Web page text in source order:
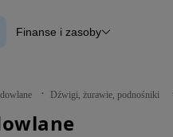
Finanse i zasoby
Dźwigi, żurawie, podnośniki